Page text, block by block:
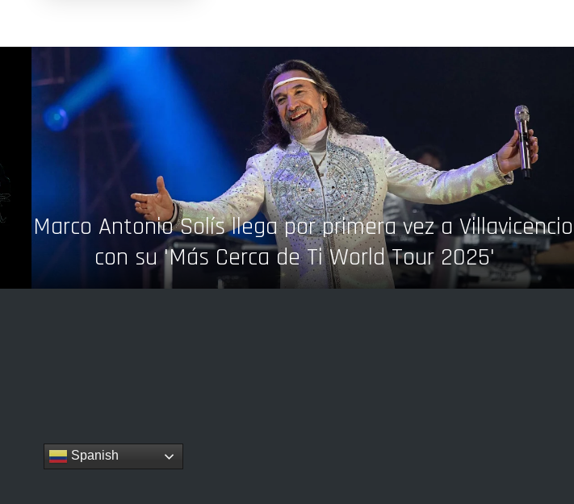
Marco Antonio Solís llega por primera vez a Villavicencio
con su 'Más Cerca de Ti World Tour 2025'
Spanish